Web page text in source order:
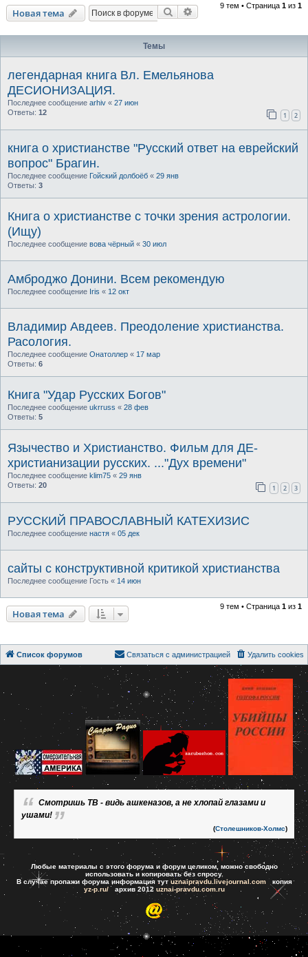
Новая тема Поиск Расширенный поиск
9 тем • Страница 1 из 1
Темы
легендарная книга Вл. Емельянова
ДЕСИОНИЗАЦИЯ.
Последнее сообщение arhiv « 27 июн
Ответы: 12 1 2
книга о христианстве "Русский ответ на еврейский
вопрос" Брагин.
Последнее сообщение Гойский долбоёб « 29 янв
Ответы: 3
Книга о христианстве с точки зрения астрологии.
(Ищу)
Последнее сообщение вова чёрный « 30 июл
Амброджо Донини. Всем рекомендую
Последнее сообщение Iris « 12 окт
Владимир Авдеев. Преодоление христианства.
Расология.
Последнее сообщение Онатоллер « 17 мар
Ответы: 6
Книга "Удар Русских Богов"
Последнее сообщение ukrruss « 28 фев
Ответы: 5
Язычество и Христианство. Фильм для ДЕ-
христианизации русских. ..."Дух времени"
Последнее сообщение klim75 « 29 янв
Ответы: 20 1 2 3
РУССКИЙ ПРАВОСЛАВНЫЙ КАТЕХИЗИС
Последнее сообщение настя « 05 дек
сайты с конструктивной критикой христианства
Последнее сообщение Гость « 14 июн
Новая тема
9 тем • Страница 1 из 1
Список форумов Удалить cookies
Связаться с администрацией
Смотришь ТВ - видь ашкеназов, а не хлопай глазами и
ушами!
(Столешников-Холмс)
Любые материалы с этого форума и форум целиком, можно свободно
использовать и копировать без спросу.
В случае пропажи форума информация тут uznaipravdu.livejournal.comкопия
yz-p.ru/архив 2012 uznai-pravdu.com.ru